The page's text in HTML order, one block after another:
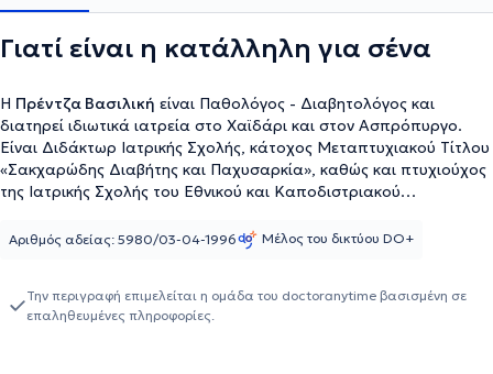
Γιατί είναι η κατάλληλη για σένα
Η Πρέντζα Βασιλική είναι Παθολόγος - Διαβητολόγος και
διατηρεί ιδιωτικά ιατρεία στο Χαϊδάρι και στον Ασπρόπυργο.
Είναι Διδάκτωρ Ιατρικής Σχολής, κάτοχος Μεταπτυχιακού Τίτλου
«Σακχαρώδης Διαβήτης και Παχυσαρκία», καθώς και πτυχιούχος
της Ιατρικής Σχολής του Εθνικού και Καποδιστριακού
στην Παθολογία στο Β’ Παθολογικό τμήμα του Νομαρχιακού
Παρακολούθηση των διαβητικών ασθενών, καθώς εκπαιδεύτηκε
στην Β’ Πανεπιστημιακή Παθολογική Κλινική του Ιπποκράτειου
Αριθμός αδείας: 5980/03-04-1996 Μέλος του δικτύου DO+
Την περιγραφή επιμελείται η ομάδα του doctoranytime βασισμένη σε
επαληθευμένες πληροφορίες.